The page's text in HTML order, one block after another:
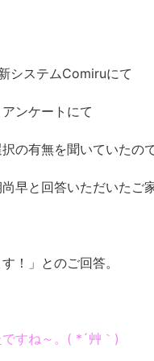
システムComiruにて
ンケートにて
の有無を聞いていたの
早と回答いただいたご
！」とのご回答。
すね～。( *´艸｀)